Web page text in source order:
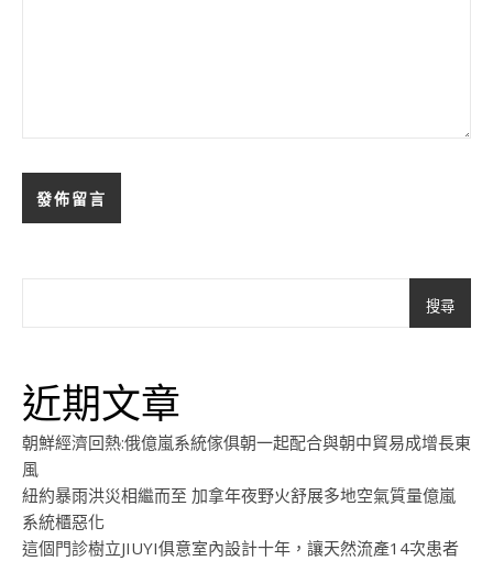
搜尋
近期文章
朝鮮經濟回熱:俄億嵐系統傢俱朝一起配合與朝中貿易成增長東
風
紐約暴雨洪災相繼而至 加拿年夜野火舒展多地空氣質量億嵐
系統櫃惡化
這個門診樹立JIUYI俱意室內設計十年，讓天然流產14次患者